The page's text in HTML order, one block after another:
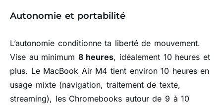
Autonomie et portabilité
L’autonomie conditionne ta liberté de mouvement.
Vise au minimum 8 heures, idéalement 10 heures et
plus. Le MacBook Air M4 tient environ 10 heures en
usage mixte (navigation, traitement de texte,
streaming), les Chromebooks autour de 9 à 10